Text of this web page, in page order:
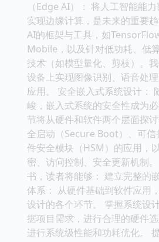
（Edge AI）： 将人工智能能
实现边缘计算，是未来的重要
AI的框架与工具，如
Mobile，以及针对低功耗、低
技术（如模型量化、剪枝）。
设备上实现图像识别、语音处
应用。 安全嵌入式系统设计：
峻，嵌入式系统的安全性成为
节将从硬件和软件两个层面探
全启动（Secure Boot）、可信
件安全模块（HSM）的应用，
密、访问控制、安全更新机制
书，读者将能够： 建立完整的
体系： 从硬件基础到软件应用
设计的各个环节。 掌握系统设
据项目需求，进行合理的硬件
进行系统级性能和功耗优化。